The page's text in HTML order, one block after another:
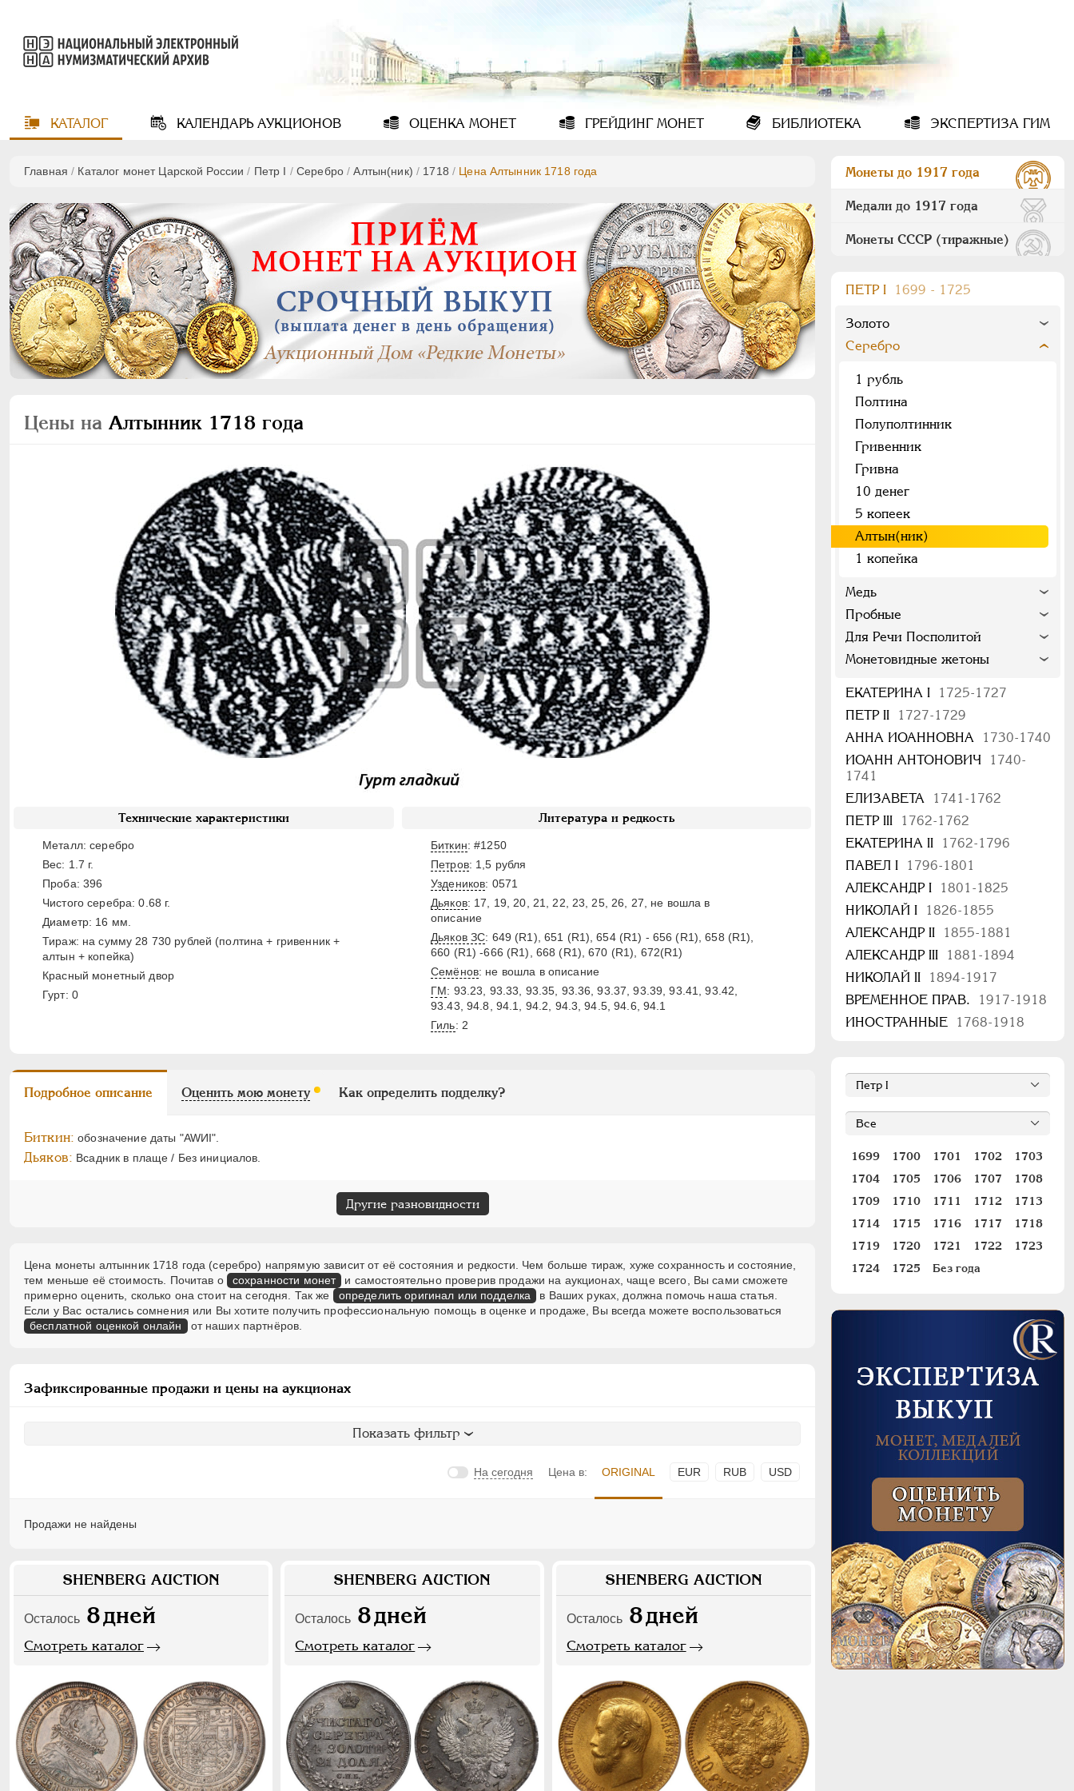
КАТАЛОГ КАЛЕНДАРЬАУКЦИОНОВ ОЦЕНКА МОНЕТ ГРЕЙДИНГМОНЕТ БИБЛИОТЕКА ЭКСПЕРТИЗА ГИМ
Главная / Каталог монет Царской России / Пeтр I /Серебро /Алтын(ник) / 1718 / Цена Алтынник 1718 года
Цены на Алтынник 1718 года
Технические характеристики
Металл: серебро
Вес: 1.7 г.
Проба: 396
Чистого серебра: 0.68 г.
Диаметр: 16 мм.
Тираж: на сумму 28 730 рублей (полтина + гривенник +
алтын + копейка)
Красный монетный двор
Гурт: 0
Литература и редкость
Биткин: #1250
Петров: 1,5 рубля
Уздеников: 0571
Дьяков: 17, 19, 20, 21, 22, 23, 25, 26, 27, не вошла в
описание
Дьяков ЗС: 649 (R1), 651 (R1), 654 (R1) - 656 (R1), 658 (R1),
660 (R1) -666 (R1), 668 (R1), 670 (R1), 672(R1)
Семёнов: не вошла в описание
ГМ: 93.23, 93.33, 93.35, 93.36, 93.37, 93.39, 93.41, 93.42,
93.43, 94.8, 94.1, 94.2, 94.3, 94.5, 94.6, 94.1
Гиль: 2
Подробное описание Оценить мою монету Как определить подделку?
Биткин: обозначение даты "AWИI".
Дьяков: Всадник в плаще / Без инициалов.
Другие разновидности
Цена монеты алтынник 1718 года (серебро) напрямую зависит от её состояния и редкости. Чем больше тираж, хуже сохранность и состояние,
тем меньше её стоимость. Почитав о
сохранности монет
и самостоятельно проверив продажи на аукционах, чаще всего, Вы сами сможете
примерно оценить, сколько она стоит на сегодня. Так же
определить оригинал или подделка
в Ваших руках, должна помочь наша статья.
Если у Вас остались сомнения или Вы хотите получить профессиональную помощь в оценке и продаже, Вы всегда можете воспользоваться
бесплатной оценкой онлайн от наших партнёров.
Зафиксированные продажи и цены на аукционах
Показать фильтр
На сегодня Цена в: ORIGINAL EUR RUB USD
Продажи не найдены
SHENBERG AUCTION
Осталось 8дней
Смотреть каталог
SHENBERG AUCTION
Осталось 8дней
Смотреть каталог
SHENBERG AUCTION
Осталось 8дней
Смотреть каталог
Монеты до 1917 года
Медали до 1917 года
Монеты СССР (тиражные)
ПEТР I 1699 - 1725
Золото
Серебро
1 рубль
Полтина
Полуполтинник
Гривенник
Гривна
10 денег
5 копеек
Алтын(ник)
1 копейка
Медь
Пробные
Для Речи Посполитой
Монетовидные жетоны
ЕКАТЕРИНА I
1725-1727
ПЕТР II
1727-1729
АННА ИОАННОВНА
1730-1740
ИОАНН АНТОНОВИЧ
1740-
1741
ЕЛИЗАВЕТА
1741-1762
ПЕТР III
1762-1762
ЕКАТЕРИНА II
1762-1796
ПАВЕЛ I
1796-1801
АЛЕКСАНДР I
1801-1825
НИКОЛАЙ I
1826-1855
АЛЕКСАНДР II
1855-1881
АЛЕКСАНДР III
1881-1894
НИКОЛАЙ II
1894-1917
ВРЕМЕННОЕ ПРАВ.
1917-1918
ИНОСТРАННЫЕ
1768-1918
1699 1700 1701 1702
1703
1704
1705 1706 1707
1708
1709
1710 1711 1712
1713
1714
1715 1716 1717
1718
1719
1720 1721 1722
1723
1724
1725 Без года